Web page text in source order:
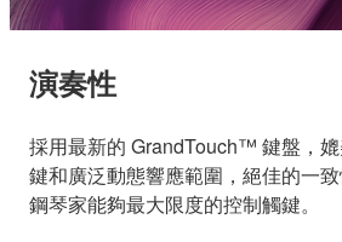
演奏性
採用最新的 GrandTouch™ 鍵盤，
鍵和廣泛動態響應範圍，絕佳的一
鋼琴家能夠最大限度的控制觸鍵。